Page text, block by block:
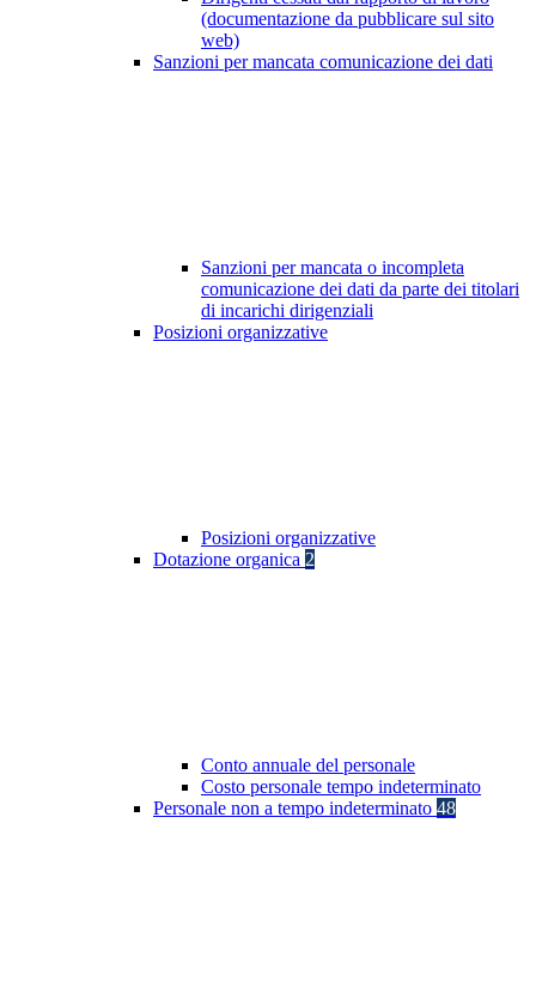
(documentazione da pubblicare sul sito
web)
Sanzioni per mancata comunicazione dei dati
Sanzioni per mancata o incompleta
comunicazione dei dati da parte dei titolari
di incarichi dirigenziali
Posizioni organizzative
Posizioni organizzative
Dotazione organica 2
Conto annuale del personale
Costo personale tempo indeterminato
Personale non a tempo indeterminato 48